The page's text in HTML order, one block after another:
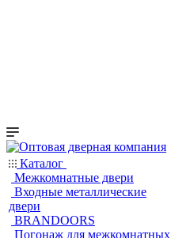
Каталог
Межкомнатные двери
Входные металлические
двери
BRANDOORS
Погонаж для межкомнатных